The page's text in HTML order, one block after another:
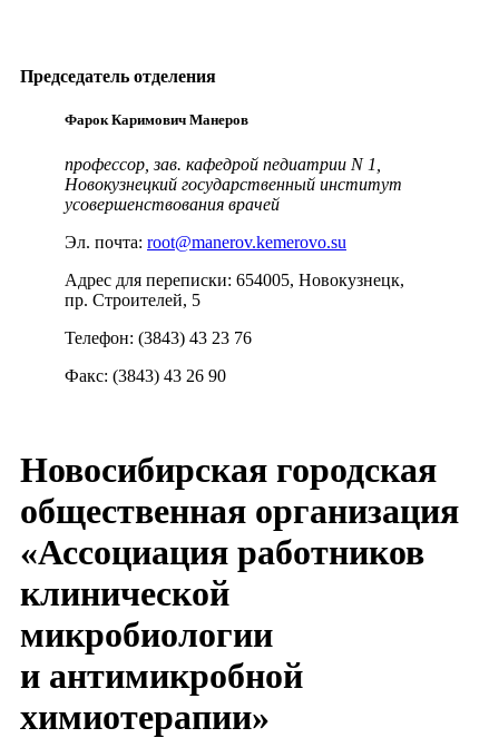
Председатель отделения
Фарок Каримович Манeров
профессор, зав. кафедрой педиатрии N 1,
Новокузнецкий государственный институт
усовершенствования врачей
Эл. почта: root@manerov.kemerovo.su
Адрес для переписки: 654005, Новокузнецк,
пр. Строителей, 5
Телефон: (3843) 43 23 76
Факс: (3843) 43 26 90
Новосибирская городская
общественная организация
«Ассоциация работников
клинической
микробиологии
и антимикробной
химиотерапии»